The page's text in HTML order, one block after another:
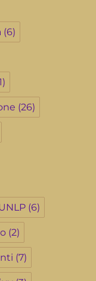
(6)
(26)
(6)
(2)
(7)